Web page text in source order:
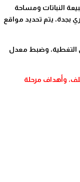
النباتات ومساحة
بجدة، يتم تحديد مواقع
التغطية، وضبط معدل
وأهداف مرحلة